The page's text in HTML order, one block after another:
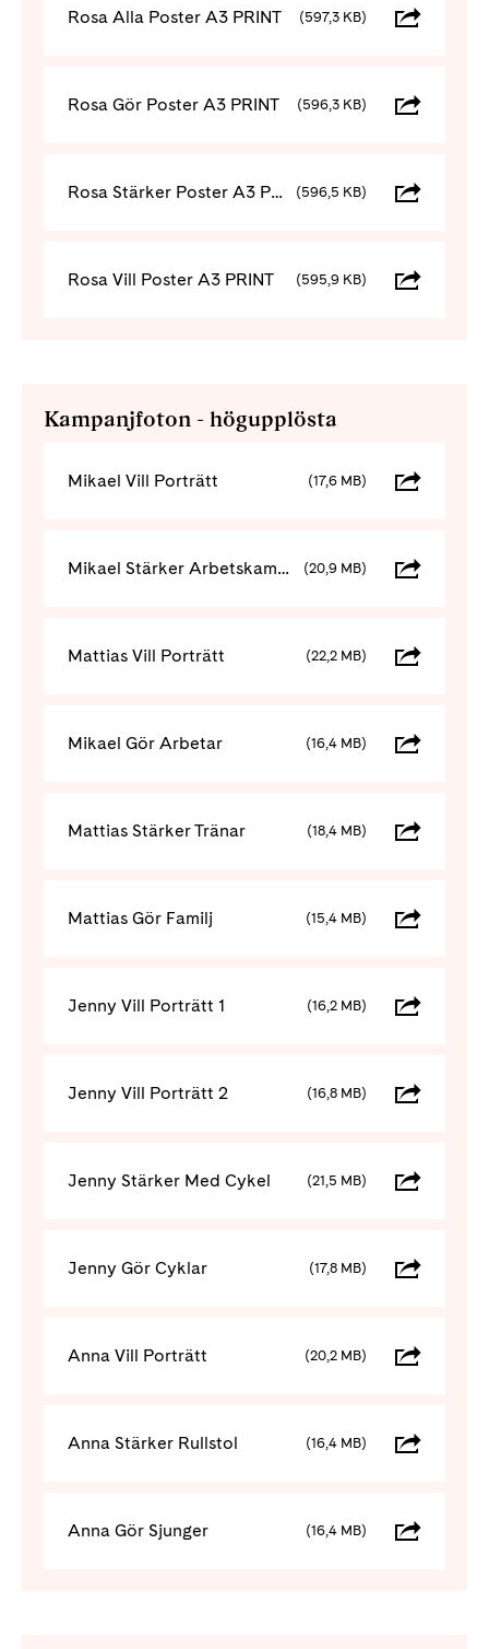
Rosa Alla Poster A3 PRINT (597,3 KB)
Rosa Gör Poster A3 PRINT (596,3 KB)
Rosa Stärker Poster A3 PRINT (596,5 KB)
Rosa Vill Poster A3 PRINT (595,9 KB)
Kampanjfoton - högupplösta
Mikael Vill Porträtt (17,6 MB)
Mikael Stärker Arbetskamrat (20,9 MB)
Mattias Vill Porträtt (22,2 MB)
Mikael Gör Arbetar (16,4 MB)
Mattias Stärker Tränar (18,4 MB)
Mattias Gör Familj (15,4 MB)
Jenny Vill Porträtt 1 (16,2 MB)
Jenny Vill Porträtt 2 (16,8 MB)
Jenny Stärker Med Cykel (21,5 MB)
Jenny Gör Cyklar (17,8 MB)
Anna Vill Porträtt (20,2 MB)
Anna Stärker Rullstol (16,4 MB)
Anna Gör Sjunger (16,4 MB)